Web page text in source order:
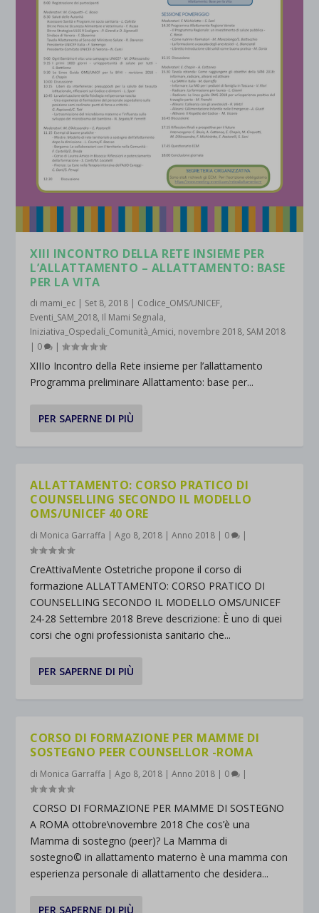
XIII INCONTRO DELLA RETE INSIEME PER
L’ALLATTAMENTO – ALLATTAMENTO: BASE
PER LA VITA
di mami_ec | Set 8, 2018 | Codice_OMS/UNICEF,
Eventi_SAM_2018, Il Mami Segnala,
Iniziativa_Ospedali_Comunità_Amici, novembre 2018, SAM 2018
| 0 |
XIIIo Incontro della Rete insieme per l’allattamento
Programma preliminare Allattamento: base per...
PER SAPERNE DI PIÙ
ALLATTAMENTO: CORSO PRATICO DI
COUNSELLING SECONDO IL MODELLO
OMS/UNICEF 40 ORE
di Monica Garraffa |Ago 8, 2018 |Anno 2018 | 0 |
CreAttivaMente Ostetriche propone il corso di
formazione ALLATTAMENTO: CORSO PRATICO DI
COUNSELLING SECONDO IL MODELLO OMS/UNICEF
24-28 Settembre 2018 Breve descrizione: È uno di quei
corsi che ogni professionista sanitario che...
PER SAPERNE DI PIÙ
CORSO DI FORMAZIONE PER MAMME DI
SOSTEGNO PEER COUNSELLOR -ROMA
di Monica Garraffa |Ago 8, 2018 |Anno 2018 | 0 |
CORSO DI FORMAZIONE PER MAMME DI SOSTEGNO
A ROMA ottobre\novembre 2018 Che cos’è una
Mamma di sostegno (peer)? La Mamma di
sostegno© in allattamento materno è una mamma con
esperienza personale di allattamento che desidera...
PER SAPERNE DI PIÙ